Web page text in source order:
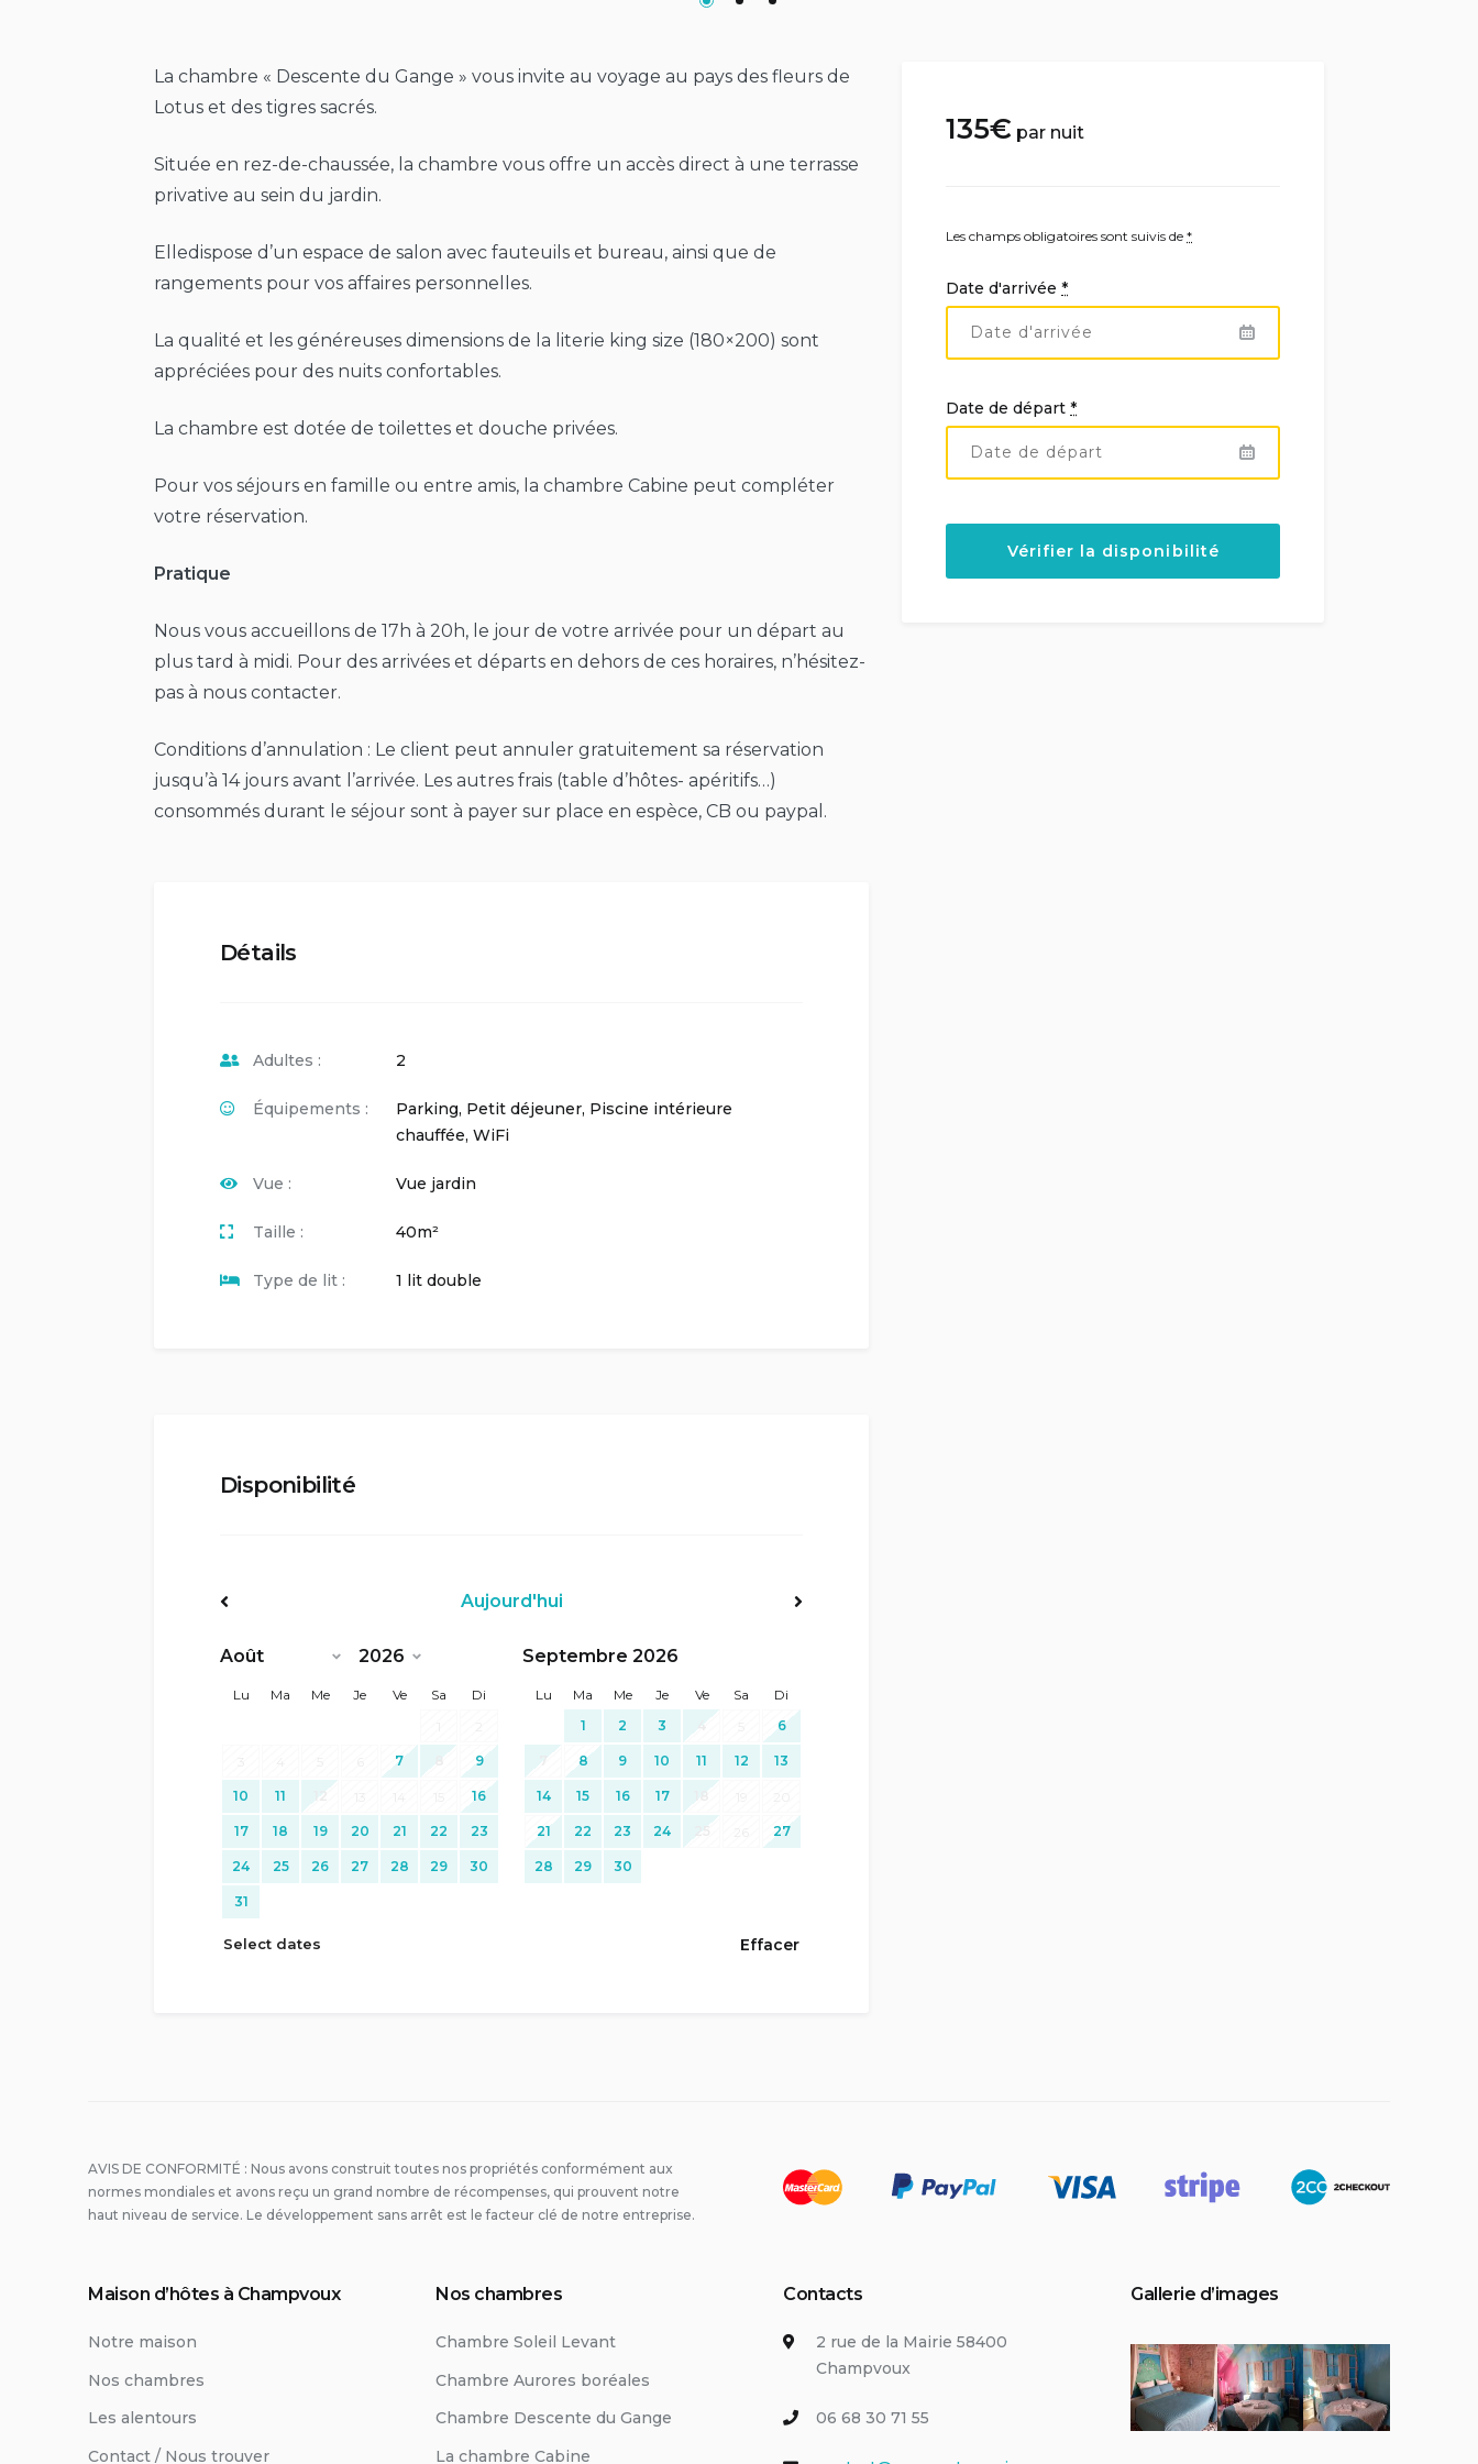
La chambre « Descente du Gange » vous invite au voyage au pays des fleurs de
Lotus et des tigres sacrés.
Située en rez-de-chaussée, la chambre vous offre un accès direct à une terrasse
privative au sein du jardin.
Elledispose d’un espace de salon avec fauteuils et bureau, ainsi que de
rangements pour vos affaires personnelles.
La qualité et les généreuses dimensions de la literie king size (180×200) sont
appréciées pour des nuits confortables.
La chambre est dotée de toilettes et douche privées.
Pour vos séjours en famille ou entre amis, la chambre Cabine peut compléter
votre réservation.
Pratique
Nous vous accueillons de 17h à 20h, le jour de votre arrivée pour un départ au
plus tard à midi. Pour des arrivées et départs en dehors de ces horaires, n’hésitez-
pas à nous contacter.
Conditions d’annulation : Le client peut annuler gratuitement sa réservation
jusqu’à 14 jours avant l’arrivée. Les autres frais (table d’hôtes- apéritifs…)
consommés durant le séjour sont à payer sur place en espèce, CB ou paypal.
Détails
Adultes : 2
Équipements : Parking, Petit déjeuner, Piscine intérieure
chauffée, WiFi
Vue : Vue jardin
Taille : 40m²
Type de lit : 1 lit double
Disponibilité
<Préc
Aujourd'hui
Lu Ma Me Je Ve Sa
Di
7 8 9
10 11 12 16
17 18 19 20 21 22 23
24 25 26 27 28 29 30
31
Septembre 2026
Lu Ma Me Je Ve Sa
Di
1
2 3 4 6
7 8 9 10 11 12 13
14 15 16 17 18
21 22 23 24 25 27
28 29 30
Select dates Effacer
135€ par nuit
Les champs obligatoires sont suivis de*
Date d'arrivée*
Date de départ*
AVIS DE CONFORMITÉ : Nous avons construit toutes nos propriétés conformément aux
normes mondiales et avons reçu un grand nombre de récompenses, qui prouvent notre
haut niveau de service. Le développement sans arrêt est le facteur clé de notre entreprise.
Maison d’hôtes à Champvoux
Notre maison
Nos chambres
Les alentours
Contact / Nous trouver
Nos chambres
Chambre Soleil Levant
Chambre Aurores boréales
Chambre Descente du Gange
La chambre Cabine
Contacts
2 rue de la Mairie 58400
Champvoux
06 68 30 71 55
Gallerie d’images